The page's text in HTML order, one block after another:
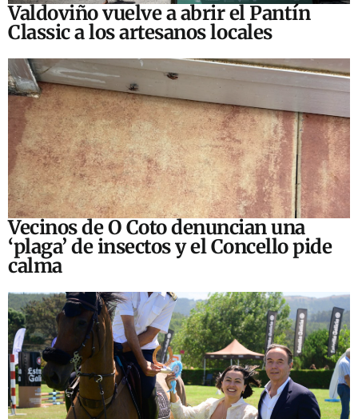
Valdoviño vuelve a abrir el Pantín
Classic a los artesanos locales
Vecinos de O Coto denuncian una
‘plaga’ de insectos y el Concello pide
calma